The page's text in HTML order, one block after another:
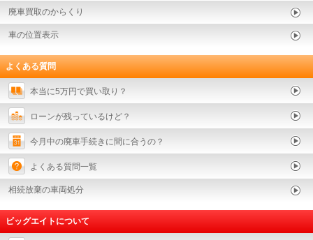
廃車買取のからくり
車の位置表示
よくある質問
本当に5万円で買い取り？
ローンが残っているけど？
今月中の廃車手続きに間に合うの？
よくある質問一覧
相続放棄の車両処分
ビッグエイトについて